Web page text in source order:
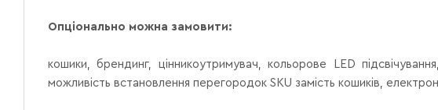
Опціонально можна замовити:
кошики, брендинг, цінникоутримувач, кольорове LED
можливість встановлення перегородок SKU замість кошиків,